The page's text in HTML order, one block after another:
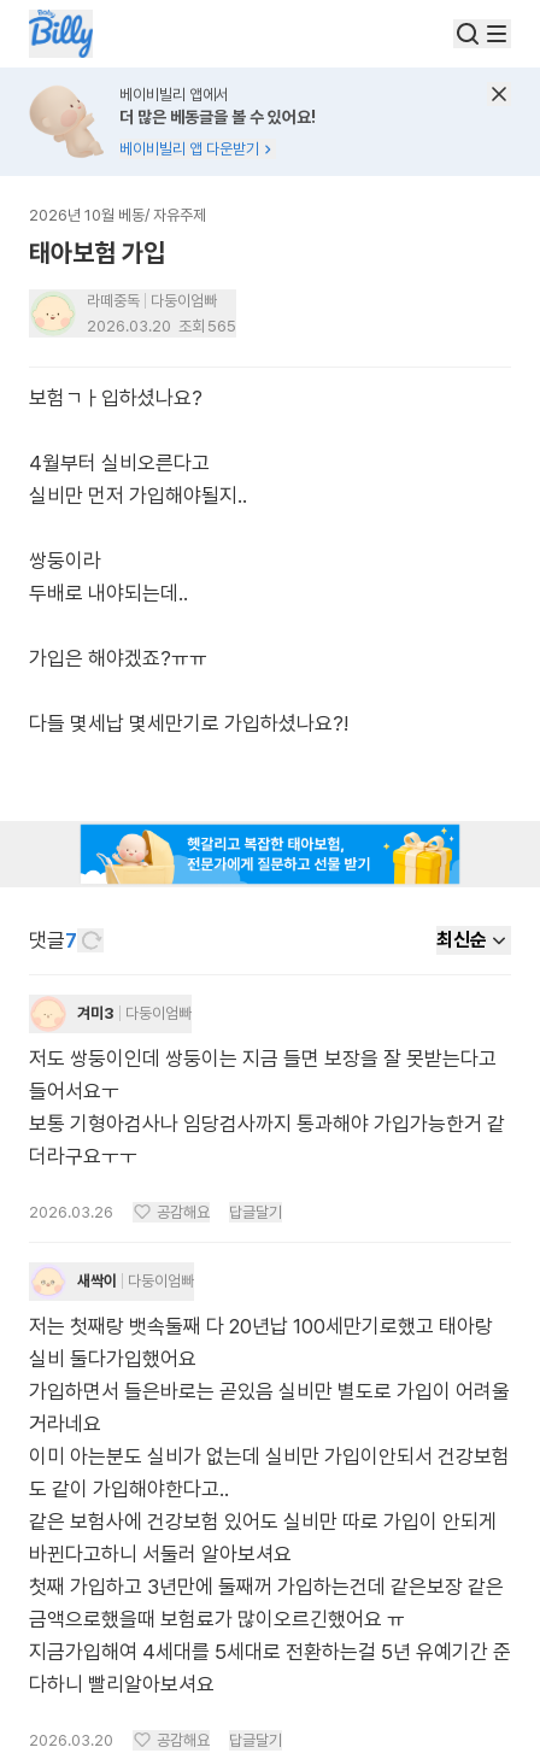
베이비빌리 앱에서
더 많은 베동글을 볼 수 있어요!
베이비빌리 앱 다운받기
2026년 10월 베동/ 자유주제
태아보험 가입
라떼중독
다둥이엄빠
2026.03.20 조회 565
보험ㄱㅏ입하셨나요?
4월부터 실비오른다고
실비만 먼저 가입해야될지..
쌍둥이라
두배로 내야되는데..
가입은 해야겠죠?ㅠㅠ
다들 몇세납 몇세만기로 가입하셨나요?!
댓글7 최신순
겨미3 다둥이엄빠
저도 쌍둥이인데 쌍둥이는 지금 들면 보장을 잘 못받는다고
들어서요ㅜ
보통 기형아검사나 임당검사까지 통과해야 가입가능한거 같
더라구요ㅜㅜ
2026.03.26 공감해요 답글달기
새싹이 다둥이엄빠
저는 첫째랑 뱃속둘째 다 20년납 100세만기로했고 태아랑
실비 둘다가입했어요
가입하면서 들은바로는 곧있음 실비만 별도로 가입이 어려울
거라네요
이미 아는분도 실비가 없는데 실비만 가입이안되서 건강보험
도 같이 가입해야한다고..
같은 보험사에 건강보험 있어도 실비만 따로 가입이 안되게
바뀐다고하니 서둘러 알아보셔요
첫째 가입하고 3년만에 둘째꺼 가입하는건데 같은보장 같은
금액으로했을때 보험료가 많이오르긴했어요 ㅠ
지금가입해여 4세대를 5세대로 전환하는걸 5년 유예기간 준
다하니 빨리알아보셔요
2026.03.20 공감해요 답글달기